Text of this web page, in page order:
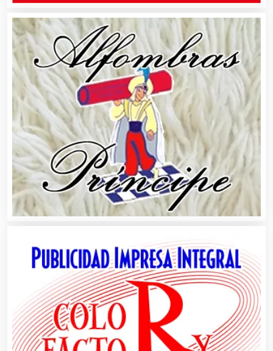
Artes Gráficas
Artesanías
Artículos de Oficina
Artículos de Piel
Artículos Deportivos
Artículos Importados
Artículos para el Hogar
Artículos para Regalos